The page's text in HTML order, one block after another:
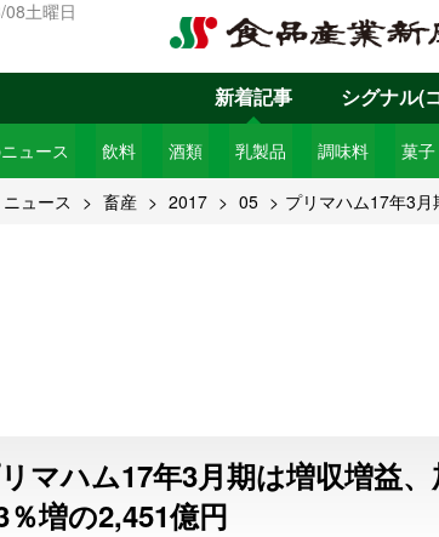
土曜日
新着記事
ュース 飲料 酒類 乳製品 調味料 菓子
シグナル(
ニュース 畜産 2017 05 プリマハム17年3
マハム17年3月期は増収増益
％増の2,451億円